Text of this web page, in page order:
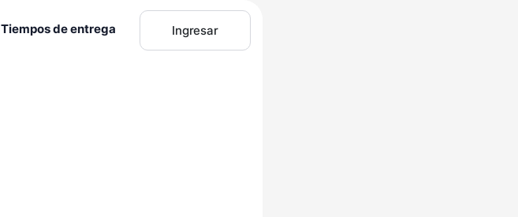
Tiempos de entrega Ingresar